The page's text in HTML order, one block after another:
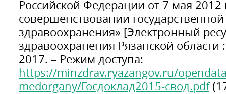
Российской Федерации от 7 мая 2012
совершенствовании
здравоохранения» [Электронный
здравоохранения Рязанской области
2017. – Режим доступа:
https://minzdrav.ryazangov.ru/
medorgany/Госдоклад2015-свод.pdf